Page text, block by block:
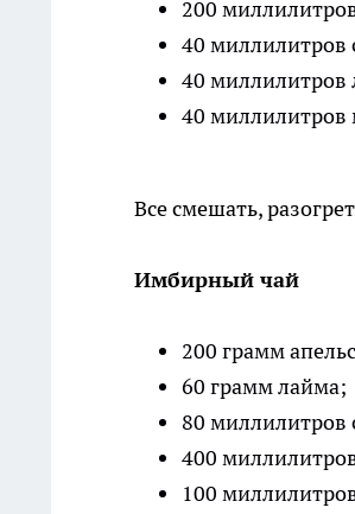
200
40 миллилитров
40 миллилитров
40 миллилитров
Все смешать,
Имбирный чай
200 грамм
60 грамм лайма;
80 миллилитров
400
100